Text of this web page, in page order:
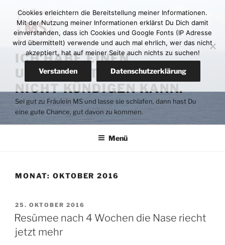
Inhalt
springen
ICH HABE EINEN
UNTERMIETER DEN ICH
NICHT KÜNDIGEN KANN.
Sei gut zu Fräulein MS und lasse sie schlafen, dann hast Du
eine gute Chance, gut davon zu kommen.
Menü
MONAT: OKTOBER 2016
VERÖFFENTLICHT
AM
25. OKTOBER 2016
Resümee nach 4 Wochen die Nase riecht
jetzt mehr
Cookies erleichtern die Bereitstellung meiner Informationen.
Mit der Nutzung meiner Informationen erklärst Du Dich damit
einverstanden, dass ich Cookies und Google Fonts (IP Adresse
wird übermittelt) verwende und auch mal ehrlich, wer das nicht
akzeptiert, hat auf meiner Seite auch nichts zu suchen!
Verstanden Datenschutzerklärung